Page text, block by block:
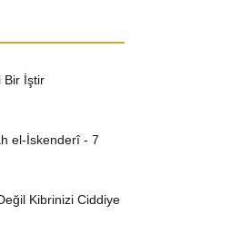
Bir İştir
el-İskenderî - 7
Kibrinizi Ciddiye